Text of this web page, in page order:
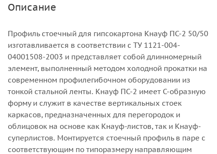
Описание
Профиль стоечный для гипсокартона Кнауф ПС-2 50/50
изготавливается в соответствии с ТУ 1121-004-
04001508-2003 и представляет собой длинномерный
элемент, выполненный методом холодной прокатки на
современном профилегибочном оборудовании из
тонкой стальной ленты. Кнауф ПС-2 имеет С-образную
форму и служит в качестве вертикальных стоек
каркасов, предназначенных для перегородок и
облицовок на основе как Кнауф-листов, так и Кнауф-
суперлистов. Монтируется стоечный профиль в паре с
соответствующим по типоразмеру направляющим